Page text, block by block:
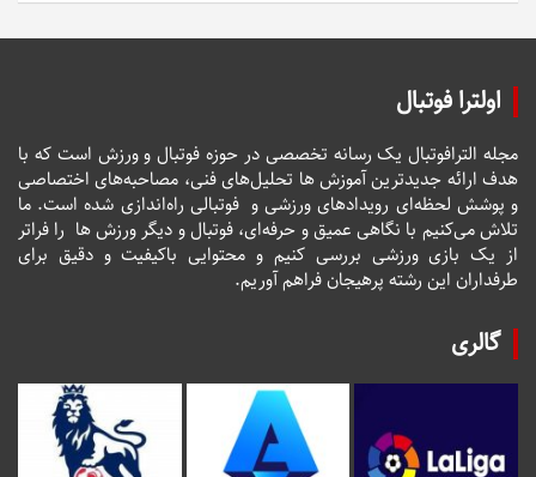
اولترا فوتبال
مجله الترافوتبال یک رسانه تخصصی در حوزه فوتبال و ورزش است که با
هدف ارائه جدیدترین آموزش ها تحلیل‌های فنی، مصاحبه‌های اختصاصی
و پوشش لحظه‌ای رویدادهای ورزشی و فوتبالی راه‌اندازی شده است. ما
تلاش می‌کنیم با نگاهی عمیق و حرفه‌ای، فوتبال و دیگر ورزش ها را فراتر
از یک بازی ورزشی بررسی کنیم و محتوایی باکیفیت و دقیق برای
طرفداران این رشته پرهیجان فراهم آوریم.
گالری